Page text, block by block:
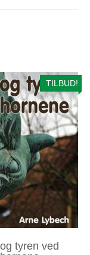
TILBUD!
tyren ved